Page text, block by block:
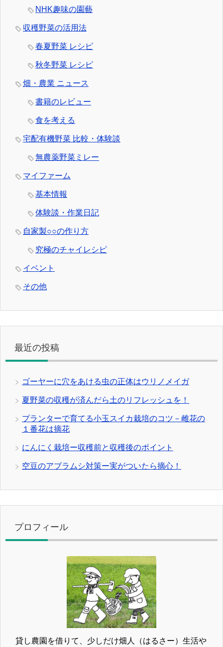
NHK趣味の園藝
収穫野菜の活用法
春夏野菜 レシピ
秋冬野菜 レシピ
畑・農業 ニュース
書籍のレビュー
食を考える
宅配有機野菜 比較・体験談
無農薬野菜ミレー
マイファーム
基本情報
体験談・作業日記
自家製○○の作り方
究極のチャイレシピ
イベント
その他
最近の投稿
ゴーヤーに穴をあける虫の正体はウリノメイガ
夏野菜の収穫が済んだら土のリフレッシュを！
プランターで育てる小玉スイカ栽培のコツ－雌花の
１番花は摘花
にんにく栽培ー収穫前と収穫後のポイント
空豆のアブラムシ対策ー実がついたら摘心！
プロフィール
貸し農園を借りて、少しだけ畑人（はるさー）生活や